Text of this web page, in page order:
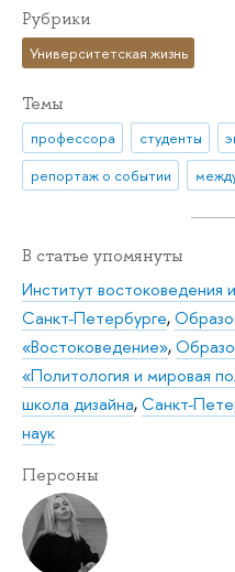
Рубрики
Университетская жизнь
Темы
профессора студенты
репортаж о событии
В статье упомянуты
Институт востоковедения
Санкт-Петербурге,
«Востоковедение»,
«Политология и мировая
школа дизайна,Санкт-
наук
Персоны